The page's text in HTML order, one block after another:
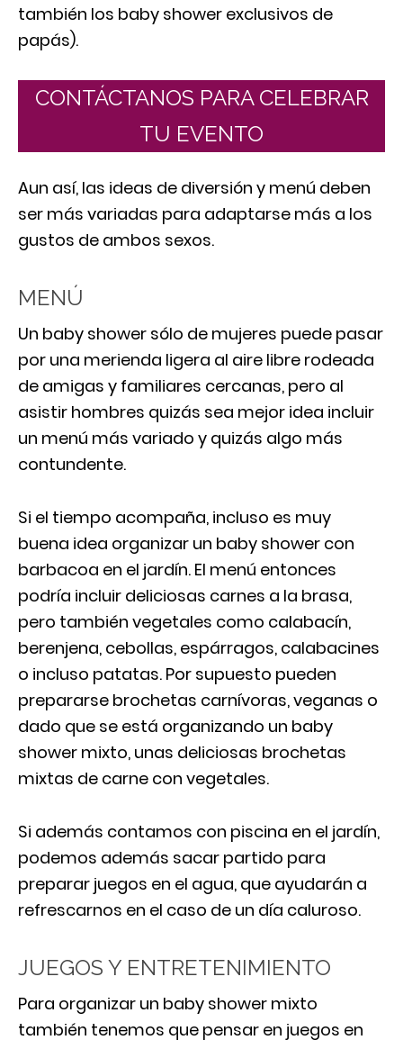
también los baby shower exclusivos de
papás).
CONTÁCTANOS PARA CELEBRAR
TU EVENTO
Aun así, las ideas de diversión y menú deben
ser más variadas para adaptarse más a los
gustos de ambos sexos.
MENÚ
Un baby shower sólo de mujeres puede pasar
por una merienda ligera al aire libre rodeada
de amigas y familiares cercanas, pero al
asistir hombres quizás sea mejor idea incluir
un menú más variado y quizás algo más
contundente.
Si el tiempo acompaña, incluso es muy
buena idea organizar un baby shower con
barbacoa en el jardín. El menú entonces
podría incluir deliciosas carnes a la brasa,
pero también vegetales como calabacín,
berenjena, cebollas, espárragos, calabacines
o incluso patatas. Por supuesto pueden
prepararse brochetas carnívoras, veganas o
dado que se está organizando un baby
shower mixto, unas deliciosas brochetas
mixtas de carne con vegetales.
Si además contamos con piscina en el jardín,
podemos además sacar partido para
preparar juegos en el agua, que ayudarán a
refrescarnos en el caso de un día caluroso.
JUEGOS Y ENTRETENIMIENTO
Para organizar un baby shower mixto
también tenemos que pensar en juegos en